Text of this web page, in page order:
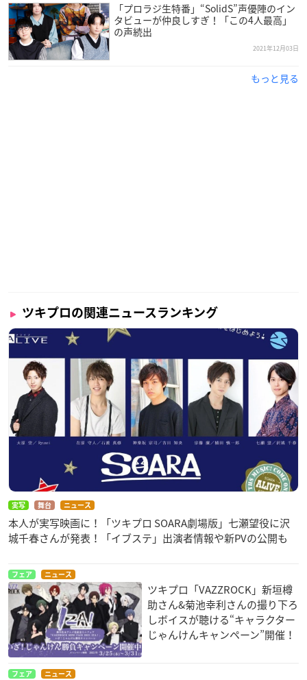
「プロラジ生特番」“SolidS”声優陣のイン
タビューが仲良しすぎ！「この4人最高」
の声続出
2021年12月03日
もっと見る
ツキプロの関連ニュースランキング
実写 舞台 ニュース
本人が実写映画に！「ツキプロ SOARA劇場版」七瀬望役に沢
城千春さんが発表！「イブステ」出演者情報や新PVの公開も
フェア ニュース
ツキプロ「VAZZROCK」新垣樽
助さん&菊池幸利さんの撮り下ろ
しボイスが聴ける“キャラクター
じゃんけんキャンペーン”開催！
フェア ニュース